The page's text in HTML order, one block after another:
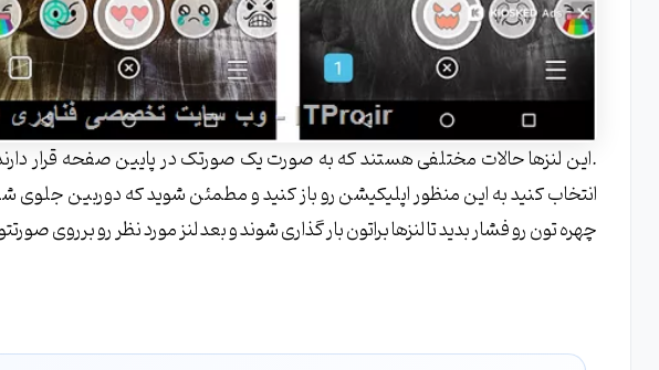
.این لنزها حالات مختلفی هستند که به صورت یک صورتک در پایین صفحه قرار
انتخاب کنید به این منظور اپلیکیشن رو باز کنید و مطمئن شوید که دوربین
چهره تون رو فشار بدید تا لنزها براتون بار گذاری شوند و بعد لنز مورد نظر رو برروی